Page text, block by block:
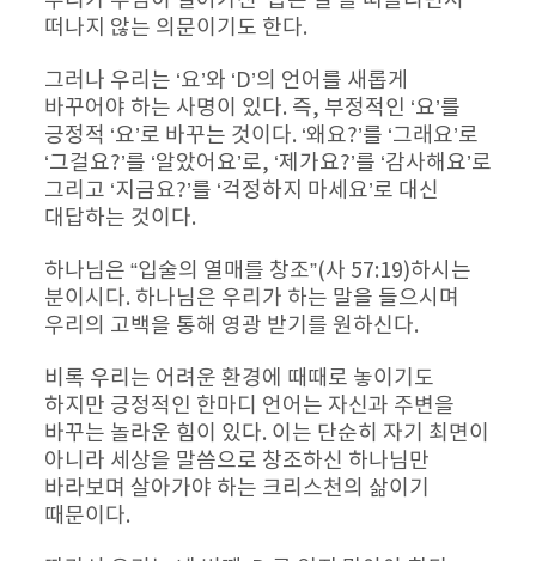
떠나지 않는 의문이기도 한다.
그러나 우리는 ‘요’와 ‘D’의 언어를 새롭게
바꾸어야 하는 사명이 있다. 즉, 부정적인 ‘요’를
긍정적 ‘요’로 바꾸는 것이다. ‘왜요?’를 ‘그래요’로
‘그걸요?’를 ‘알았어요’로, ‘제가요?’를 ‘감사해요’로
그리고 ‘지금요?’를 ‘걱정하지 마세요’로 대신
대답하는 것이다.
하나님은 “입술의 열매를 창조”(사 57:19)하시는
분이시다. 하나님은 우리가 하는 말을 들으시며
우리의 고백을 통해 영광 받기를 원하신다.
비록 우리는 어려운 환경에 때때로 놓이기도
하지만 긍정적인 한마디 언어는 자신과 주변을
바꾸는 놀라운 힘이 있다. 이는 단순히 자기 최면이
아니라 세상을 말씀으로 창조하신 하나님만
바라보며 살아가야 하는 크리스천의 삶이기
때문이다.